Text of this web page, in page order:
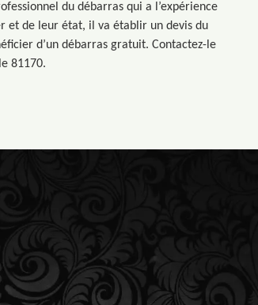
du débarras qui a l’expérience
et de leur état, il va établir un devis du
d’un débarras gratuit. Contactez-le
81170.